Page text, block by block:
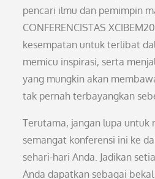
pencari ilmu dan pemimpin
CONFERENCISTAS
kesempatan untuk terlibat
memicu inspirasi, serta
yang mungkin akan
tak pernah terbayangkan
Terutama, jangan lupa untuk
semangat konferensi ini ke
sehari-hari Anda. Jadikan
Anda dapatkan sebagai